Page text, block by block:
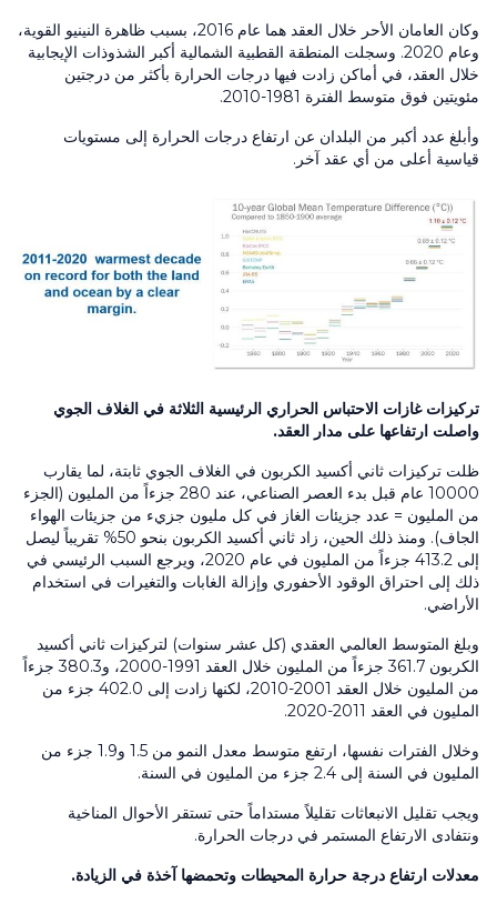
وكان العامان الأحر خلال العقد هما عام 2016، بسبب ظاهرة النينيو القوية،
وعام 2020. وسجلت المنطقة القطبية الشمالية أكبر الشذوذات الإيجابية
خلال العقد، في أماكن زادت فيها درجات الحرارة بأكثر من درجتين
مئويتين فوق متوسط الفترة 1981-2010.
وأبلغ عدد أكبر من البلدان عن ارتفاع درجات الحرارة إلى مستويات
قياسية أعلى من أي عقد آخر.
تركيزات غازات الاحتباس الحراري الرئيسية الثلاثة في الغلاف الجوي
واصلت ارتفاعها على مدار العقد.
ظلت تركيزات ثاني أكسيد الكربون في الغلاف الجوي ثابتة، لما يقارب
10000 عام قبل بدء العصر الصناعي، عند 280 جزءاً من المليون (الجزء
من المليون = عدد جزيئات الغاز في كل مليون جزيء من جزيئات الهواء
الجاف). ومنذ ذلك الحين، زاد ثاني أكسيد الكربون بنحو 50% تقريباً ليصل
إلى 413.2 جزءاً من المليون في عام 2020، ويرجع السبب الرئيسي في
ذلك إلى احتراق الوقود الأحفوري وإزالة الغابات والتغيرات في استخدام
الأراضي.
وبلغ المتوسط العالمي العقدي (كل عشر سنوات) لتركيزات ثاني أكسيد
الكربون 361.7 جزءاً من المليون خلال العقد 1991-2000، و380.3 جزءاً
من المليون خلال العقد 2001-2010، لكنها زادت إلى 402.0 جزء من
المليون في العقد 2011-2020.
وخلال الفترات نفسها، ارتفع متوسط معدل النمو من 1.5 و1.9 جزء من
المليون في السنة إلى 2.4 جزء من المليون في السنة.
ويجب تقليل الانبعاثات تقليلاً مستداماً حتى تستقر الأحوال المناخية
ونتفادى الارتفاع المستمر في درجات الحرارة.
معدلات ارتفاع درجة حرارة المحيطات وتحمضها آخذة في الزيادة.